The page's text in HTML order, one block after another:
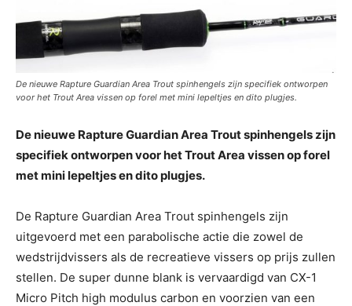
De nieuwe Rapture Guardian Area Trout spinhengels zijn specifiek ontworpen
voor het Trout Area vissen op forel met mini lepeltjes en dito plugjes.
De nieuwe Rapture Guardian Area Trout spinhengels zijn
specifiek ontworpen voor het Trout Area vissen op forel
met mini lepeltjes en dito plugjes.
De Rapture Guardian Area Trout spinhengels zijn
uitgevoerd met een parabolische actie die zowel de
wedstrijdvissers als de recreatieve vissers op prijs zullen
stellen. De super dunne blank is vervaardigd van CX-1
Micro Pitch high modulus carbon en voorzien van een